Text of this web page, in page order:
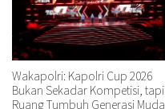
Wakapolri: Kapolri Cup 2026
Bukan Sekadar Kompetisi, tapi
Ruang Tumbuh Generasi Muda